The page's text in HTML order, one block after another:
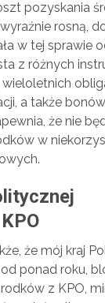
pozyskania
rosną,
w tej sprawie
z różnych
a także
że nie
w
że mój kraj
ponad roku,
z KPO,